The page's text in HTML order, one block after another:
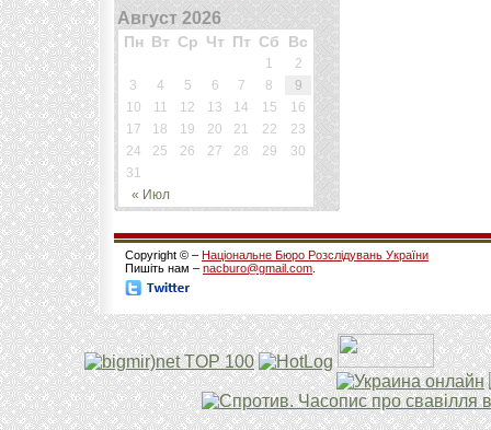
Август 2026
Пн Вт Ср Чт Пт Сб Вс
« Июл
1
2
3
4 5 6 7 8
9
10
11 12 13 14 15
16
17
18 19 20 21 22
23
24
25 26 27 28 29
30
31
Copyright © – Національне Бюро Розслідувань України
Пишіть нам – nacburo@gmail.com